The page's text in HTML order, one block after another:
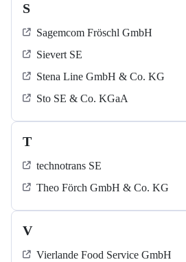
S
Sagemcom Fröschl GmbH
Sievert SE
Stena Line GmbH & Co. KG
Sto SE & Co. KGaA
T
technotrans SE
Theo Förch GmbH & Co. KG
V
Vierlande Food Service GmbH